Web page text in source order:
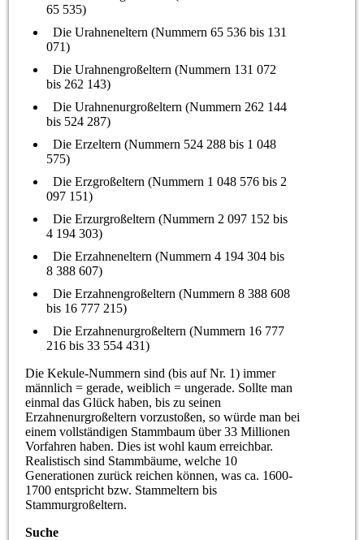
65 535)
Die Urahneneltern (Nummern 65 536 bis 131
071)
Die Urahnengroßeltern (Nummern 131 072
bis 262 143)
Die Urahnenurgroßeltern (Nummern 262 144
bis 524 287)
Die Erzeltern (Nummern 524 288 bis 1 048
575)
Die Erzgroßeltern (Nummern 1 048 576 bis 2
097 151)
Die Erzurgroßeltern (Nummern 2 097 152 bis
4 194 303)
Die Erzahneneltern (Nummern 4 194 304 bis
8 388 607)
Die Erzahnengroßeltern (Nummern 8 388 608
bis 16 777 215)
Die Erzahnenurgroßeltern (Nummern 16 777
216 bis 33 554 431)
Die Kekule-Nummern sind (bis auf Nr. 1) immer
männlich = gerade, weiblich = ungerade. Sollte man
einmal das Glück haben, bis zu seinen
Erzahnenurgroßeltern vorzustoßen, so würde man bei
einem vollständigen Stammbaum über 33 Millionen
Vorfahren haben. Dies ist wohl kaum erreichbar.
Realistisch sind Stammbäume, welche 10
Generationen zurück reichen können, was ca. 1600-
1700 entspricht bzw. Stammeltern bis
Stammurgroßeltern.
Suche